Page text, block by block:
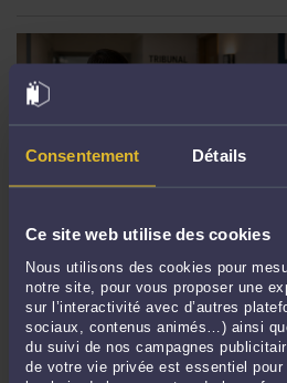
Consentement Détails
Ce site web utilise des cookies
Nous utilisons des cookies pour
notre site, pour vous proposer une
sur l’interactivité avec d’autres
sociaux, contenus animés…) ainsi
du suivi de nos campagnes
de votre vie privée est essentiel
CONVOCATION CHEZ LE JUGE DES
PROCÉDURE ET RÔLE DE L'AVOCAT
ParDavid TAVARATIANle 01/06/2026
Vous avez reçu une convocation chez le juge
TAVARATIAN David, avocat, vous explique